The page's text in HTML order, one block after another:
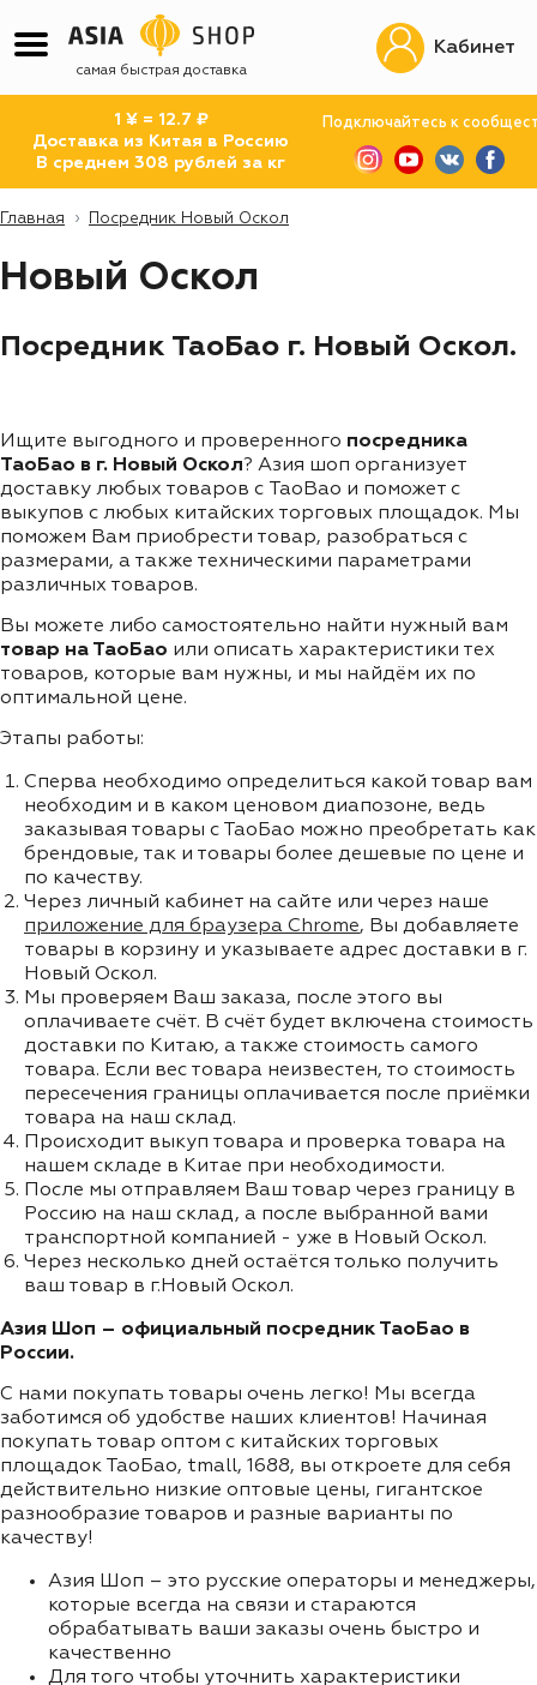
самая быстрая доставка
1 ¥ = 12.7 ₽
Доставка из Китая в Россию
В среднем 308 рублей за кг
Подключайтесь к
Кабинет
Главная Посредник Новый Оскол
Новый Оскол
Посредник ТаоБао г. Новый Оскол.
Ищите выгодного и проверенного посредника
ТаоБао в г. Новый Оскол? Азия шоп организует
доставку любых товаров с TaoBao и поможет с
выкупов с любых китайских торговых площадок. Мы
поможем Вам приобрести товар, разобраться с
размерами, а также техническими параметрами
различных товаров.
Вы можете либо самостоятельно найти нужный вам
товар на ТаоБао или описать характеристики тех
товаров, которые вам нужны, и мы найдём их по
оптимальной цене.
Этапы работы:
Сперва необходимо определиться какой товар вам
необходим и в каком ценовом диапозоне, ведь
заказывая товары с ТаоБао можно преобретать как
брендовые, так и товары более дешевые по цене и
по качеству.
Через личный кабинет на сайте или через наше
приложение для браузера Chrome, Вы добавляете
товары в корзину и указываете адрес доставки в г.
Новый Оскол.
Мы проверяем Ваш заказа, после этого вы
оплачиваете счёт. В счёт будет включена стоимость
доставки по Китаю, а также стоимость самого
товара. Если вес товара неизвестен, то стоимость
пересечения границы оплачивается после приёмки
товара на наш склад.
Происходит выкуп товара и проверка товара на
нашем складе в Китае при необходимости.
После мы отправляем Ваш товар через границу в
Россию на наш склад, а после выбранной вами
транспортной компанией - уже в Новый Оскол.
Через несколько дней остаётся только получить
ваш товар в г.Новый Оскол.
Азия Шоп – официальный посредник ТаоБао в
России.
С нами покупать товары очень легко! Мы всегда
заботимся об удобстве наших клиентов! Начиная
покупать товар оптом с китайских торговых
площадок ТаоБао, tmall, 1688, вы откроете для себя
действительно низкие оптовые цены, гигантское
разнообразие товаров и разные варианты по
качеству!
Азия Шоп – это русские операторы и менеджеры,
которые всегда на связи и стараются
обрабатывать ваши заказы очень быстро и
качественно
Для того чтобы уточнить характеристики